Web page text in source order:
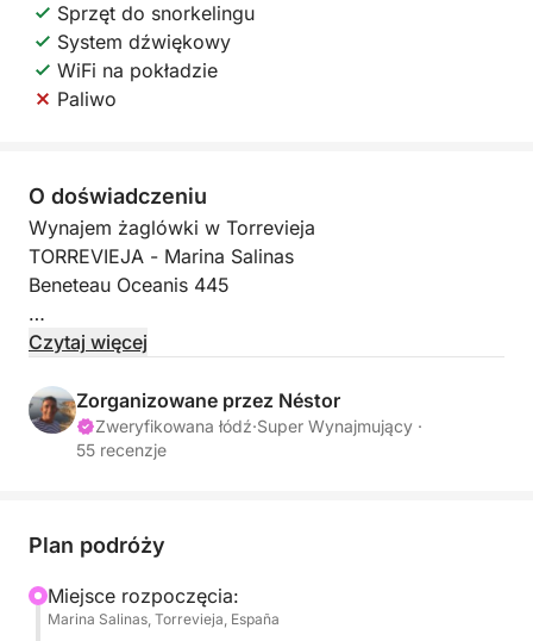
Sprzęt do snorkelingu
System dźwiękowy
WiFi na pokładzie
Paliwo
O doświadczeniu
Wynajem żaglówki w Torrevieja
TORREVIEJA - Marina Salinas
Beneteau Oceanis 445
MAKSYMALNA LICZBA PASAŻERÓW: 12
Jakie są 3 główne cechy, które nas wyróżniają?
1) Komfort żaglówki.
-------------------------------------- Żaglówka
Czytaj więcej
Zorganizowane przez Néstor
Zweryfikowana łódź·Super Wynajmujący ·
55 recenzje
Plan podróży
Miejsce rozpoczęcia:
Marina Salinas, Torrevieja, España